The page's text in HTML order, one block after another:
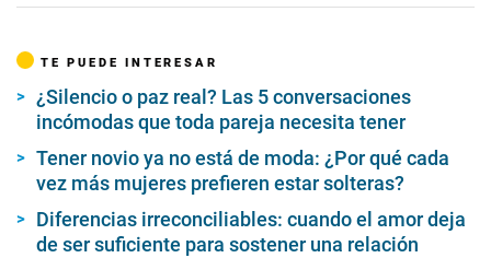
TE PUEDE INTERESAR
¿Silencio o paz real? Las 5 conversaciones
incómodas que toda pareja necesita tener
Tener novio ya no está de moda: ¿Por qué cada
vez más mujeres prefieren estar solteras?
Diferencias irreconciliables: cuando el amor deja
de ser suficiente para sostener una relación